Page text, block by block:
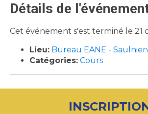
Détails de
Cet événement s'est terminé le 21
Lieu: Bureau EANE -
Catégories: Cours